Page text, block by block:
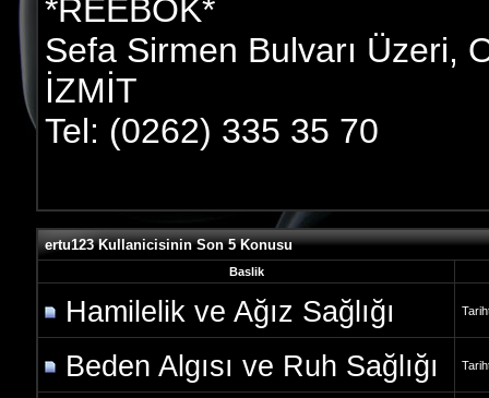
*REEBOK*
Sefa Sirmen Bulvarı Üzeri,
İZMİT
Tel: (0262) 335 35 70
ertu123 Kullanicisinin Son 5 Konusu
Baslik
Hamilelik ve Ağız Sağlığı
Beden Algısı ve Ruh Sağlığı